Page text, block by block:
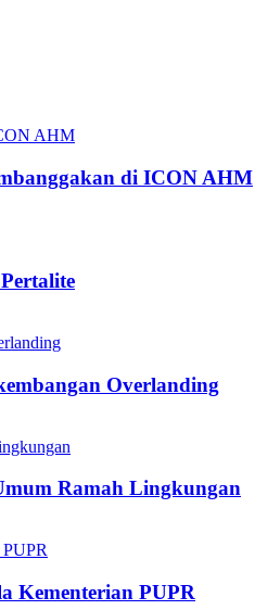
di ICON AHM
Overlanding
Ramah Lingkungan
Kementerian PUPR